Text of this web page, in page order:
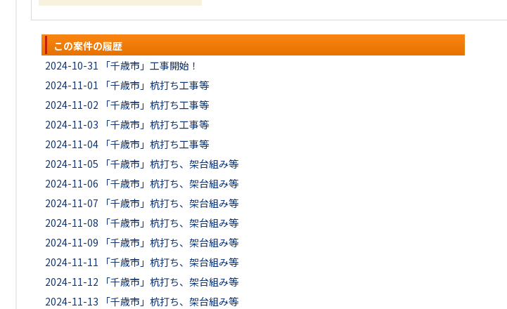
この案件の履歴
2024-10-31
「千歳市」工事開始！
2024-11-01
「千歳市」杭打ち工事等
2024-11-02
「千歳市」杭打ち工事等
2024-11-03
「千歳市」杭打ち工事等
2024-11-04 「千歳市」杭打ち工事等
2024-11-05
「千歳市」杭打ち、架台組み等
2024-11-06
「千歳市」杭打ち、架台組み等
2024-11-07
「千歳市」杭打ち、架台組み等
2024-11-08
「千歳市」杭打ち、架台組み等
2024-11-09
「千歳市」杭打ち、架台組み等
2024-11-11
「千歳市」杭打ち、架台組み等
2024-11-12
「千歳市」杭打ち、架台組み等
2024-11-13
「千歳市」杭打ち、架台組み等